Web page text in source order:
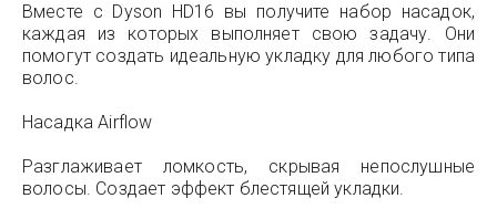
Вместе с Dyson HD16 вы получите набор насадок,
каждая из которых выполняет свою задачу. Они
помогут создать идеальную укладку для любого типа
волос.
Насадка Airflow
Разглаживает ломкость, скрывая непослушные
волосы. Создает эффект блестящей укладки.